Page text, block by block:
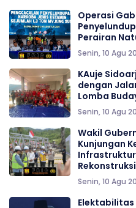
Operasi
Perairan
Senin, 10 Agu
KAuje
dengan
Lomba
Senin, 10 Agu
Wakil
Kunjungan
Infrastruktur
Senin, 10 Agu
Elektabilitas